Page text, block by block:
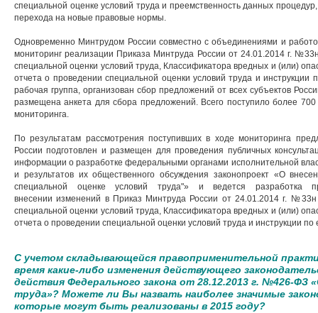
специальной оценке условий труда и преемственность данных
перехода на новые правовые нормы.
Одновременно Минтрудом России совместно с объединениями и
мониторинг реализации Приказа Минтруда России от 24.01.2014 г.
специальной оценки условий труда, Классификатора вредных и (или)
отчета о проведении специальной оценки условий труда и
рабочая группа, организован сбор предложений от всех субъектов
размещена анкета для сбора предложений. Всего поступило более
мониторинга.
По результатам рассмотрения поступивших в ходе мониторинга
России подготовлен и размещен для проведения публичных
информации о разработке федеральными органами исполнительной
и результатов их общественного обсуждения законопроект «О
специальной оценке условий труда"» и ведется разработка
внесении изменений в Приказ Минтруда России от 24.01.2014 г.
специальной оценки условий труда, Классификатора вредных и (или)
отчета о проведении специальной оценки условий труда и инструкции
С учетом складывающейся правоприменительной
время какие-либо изменения действующего
действия Федерального закона от 28.12.2013 г. №426-ФЗ
труда»? Можете ли Вы назвать наиболее значимые
которые могут быть реализованы в 2015 году?